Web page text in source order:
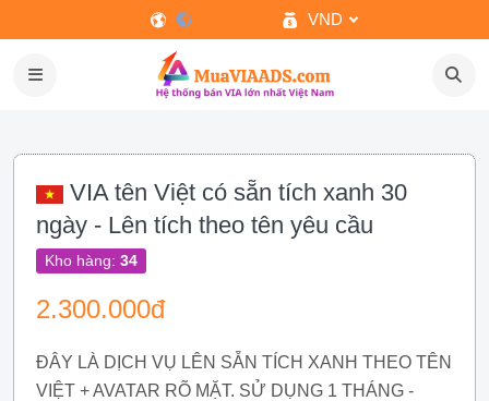
VND
VIA tên Việt có sẵn tích xanh 30
ngày - Lên tích theo tên yêu cầu
Kho hàng: 34
2.300.000đ
ĐÂY LÀ DỊCH VỤ LÊN SẴN TÍCH XANH THEO TÊN
VIỆT + AVATAR RÕ MẶT. SỬ DỤNG 1 THÁNG -